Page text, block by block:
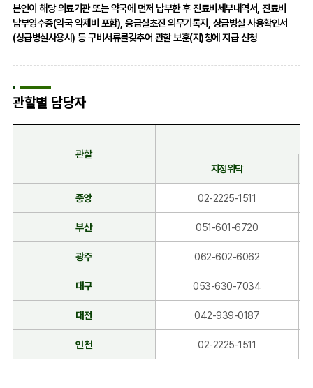
본인이 해당 의료기관 또는 약국에 먼저 납부한 후 진료비세부내역서, 진료비
납부영수증(약국 약제비 포함), 응급실초진 의무기록지, 상급병실 사용확인서
(상급병실사용시) 등 구비서류를갖추어 관할 보훈(지)청에 지급 신청
관할별 담당자
관할
지정위탁
중앙 02-2225-1511
부산 051-601-6720
광주 062-602-6062
대구 053-630-7034
대전 042-939-0187
인천 02-2225-1511